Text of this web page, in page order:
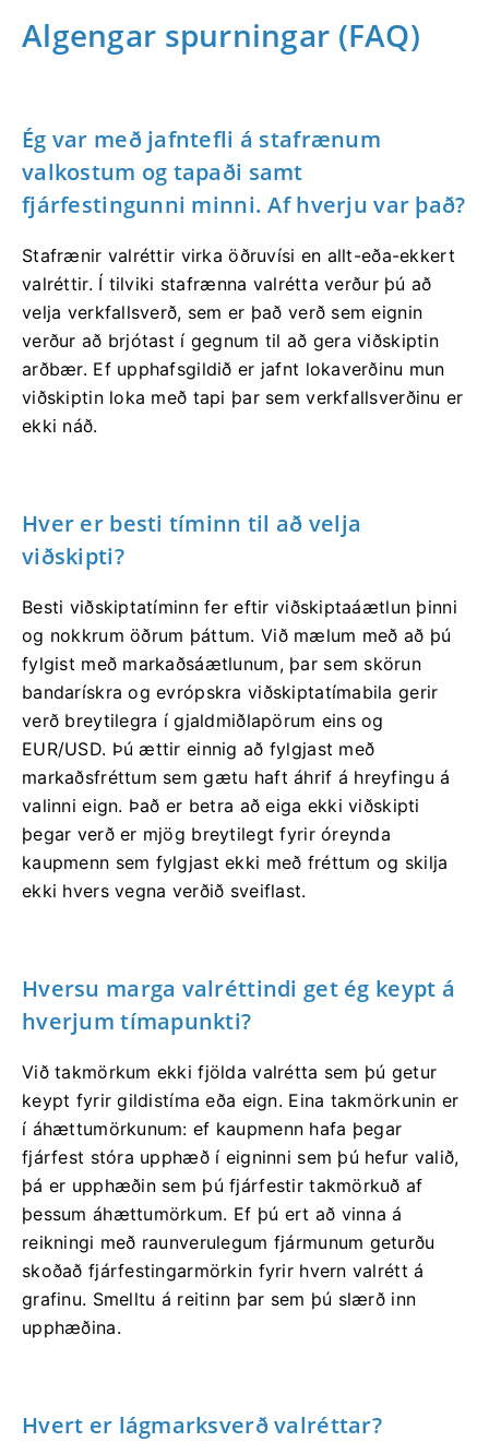
Algengar spurningar (FAQ)
Ég var með jafntefli á stafrænum
valkostum og tapaði samt
fjárfestingunni minni. Af hverju var það?
Stafrænir valréttir virka öðruvísi en allt-eða-ekkert
valréttir. Í tilviki stafrænna valrétta verður þú að
velja verkfallsverð, sem er það verð sem eignin
verður að brjótast í gegnum til að gera viðskiptin
arðbær. Ef upphafsgildið er jafnt lokaverðinu mun
viðskiptin loka með tapi þar sem verkfallsverðinu er
ekki náð.
Hver er besti tíminn til að velja
viðskipti?
Besti viðskiptatíminn fer eftir viðskiptaáætlun þinni
og nokkrum öðrum þáttum. Við mælum með að þú
fylgist með markaðsáætlunum, þar sem skörun
bandarískra og evrópskra viðskiptatímabila gerir
verð breytilegra í gjaldmiðlapörum eins og
EUR/USD. Þú ættir einnig að fylgjast með
markaðsfréttum sem gætu haft áhrif á hreyfingu á
valinni eign. Það er betra að eiga ekki viðskipti
þegar verð er mjög breytilegt fyrir óreynda
kaupmenn sem fylgjast ekki með fréttum og skilja
ekki hvers vegna verðið sveiflast.
Hversu marga valréttindi get ég keypt á
hverjum tímapunkti?
Við takmörkum ekki fjölda valrétta sem þú getur
keypt fyrir gildistíma eða eign. Eina takmörkunin er
í áhættumörkunum: ef kaupmenn hafa þegar
fjárfest stóra upphæð í eigninni sem þú hefur valið,
þá er upphæðin sem þú fjárfestir takmörkuð af
þessum áhættumörkum. Ef þú ert að vinna á
reikningi með raunverulegum fjármunum geturðu
skoðað fjárfestingarmörkin fyrir hvern valrétt á
grafinu. Smelltu á reitinn þar sem þú slærð inn
upphæðina.
Hvert er lágmarksverð valréttar?